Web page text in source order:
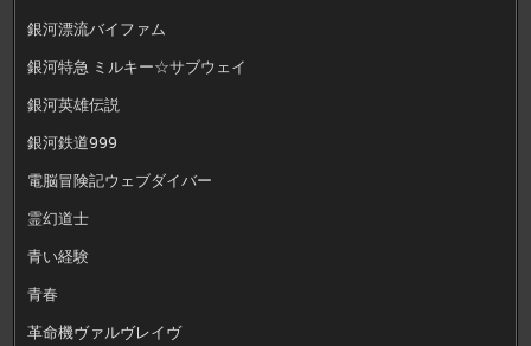
銀河漂流バイファム
銀河特急 ミルキー☆サブウェイ
銀河英雄伝説
銀河鉄道999
電脳冒険記ウェブダイバー
霊幻道士
青い経験
青春
革命機ヴァルヴレイヴ